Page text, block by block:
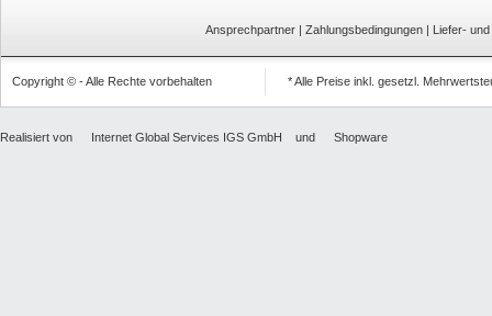
Ansprechpartner | Zahlungsbedingungen | Liefer-
Copyright © - Alle Rechte vorbehalten * Alle Preise inkl. gesetzl.
Realisiert von Internet Global Services IGS GmbH und Shopware